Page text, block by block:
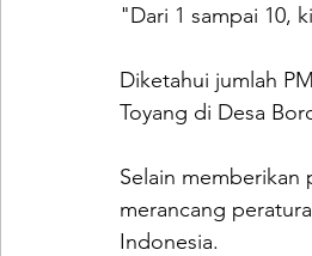
"Dari 1 sampai 10,
Diketahui jumlah
Toyang di Desa
Selain memberikan
merancang
Indonesia.